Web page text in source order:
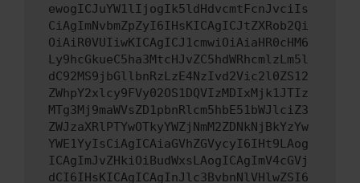
ewogICJuYW1lIjogIk5ldHdvcmtFcnJvciIs
CiAgImNvbmZpZyI6IHsKICAgICJtZXRob2Qi
OiAiR0VUIiwKICAgICJ1cmwiOiAiaHR0cHM6
Ly9hcGkueC5ha3MtcHJvZC5hdWRhcmlzLm5l
dC92MS9jbGllbnRzLzE4NzIvd2Vic2l0ZS12
ZWhpY2xlcy9FVy02OS1DQVIzMDIxMjk1JTIz
MTg3Mj9maWVsZD1pbnRlcm5hbE51bWJlciZ3
ZWJzaXRlPTYwOTkyYWZjNmM2ZDNkNjBkYzYw
YWE1YyIsCiAgICAiaGVhZGVycyI6IHt9LAog
ICAgImJvZHkiOiBudWxsLAogICAgImV4cGVj
dCI6IHsKICAgICAgInJlc3BvbnNlVHlwZSI6